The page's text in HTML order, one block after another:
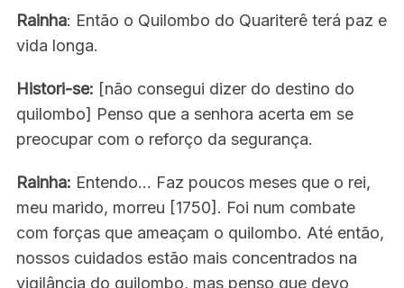
Rainha: Então o Quilombo do Quariterê terá paz e
vida longa.
Histori-se: [não consegui dizer do destino do
quilombo] Penso que a senhora acerta em se
preocupar com o reforço da segurança.
Rainha: Entendo… Faz poucos meses que o rei,
meu marido, morreu [1750]. Foi num combate
com forças que ameaçam o quilombo. Até então,
nossos cuidados estão mais concentrados na
vigilância do quilombo, mas penso que devo